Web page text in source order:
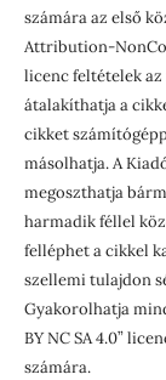
számára az első
Attribution-
licenc feltételek
átalakíthatja a
cikket
másolhatja. A
megoszthatja
harmadik féllel
felléphet a cikkel
szellemi tulajdon
Gyakorolhatja
BY NC SA 4.0”
számára.